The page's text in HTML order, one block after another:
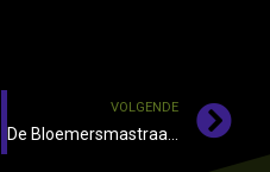
VOLGENDE